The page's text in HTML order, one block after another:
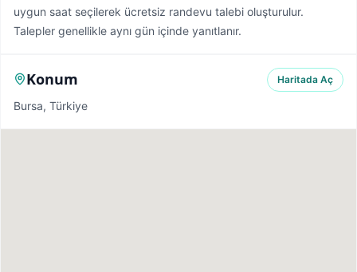
uygun saat seçilerek ücretsiz randevu talebi oluşturulur.
Talepler genellikle aynı gün içinde yanıtlanır.
Konum
Bursa, Türkiye
Haritada Aç